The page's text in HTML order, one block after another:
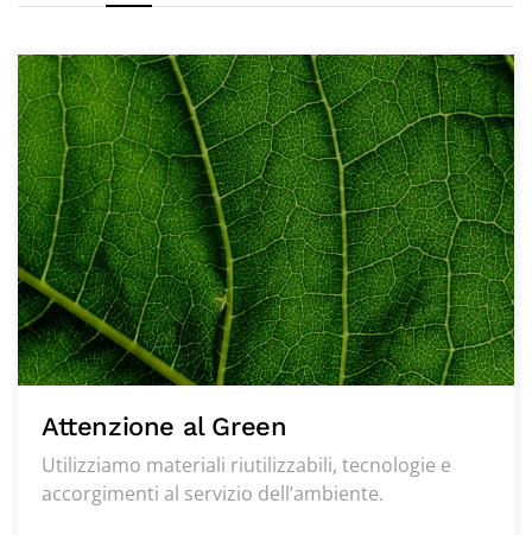
Attenzione al Green
Utilizziamo materiali riutilizzabili, tecnologie e
accorgimenti al servizio dell’ambiente.